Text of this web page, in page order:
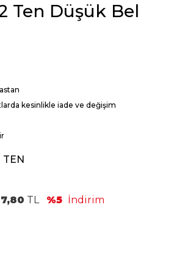
Ten Düşük Bel
kesinlikle iade ve değişim
TEN
TL %5 İndirim